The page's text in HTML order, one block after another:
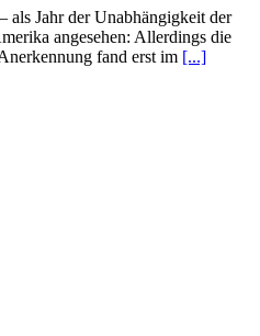
als Jahr der Unabhängigkeit der
angesehen: Allerdings die
fand erst im [...]